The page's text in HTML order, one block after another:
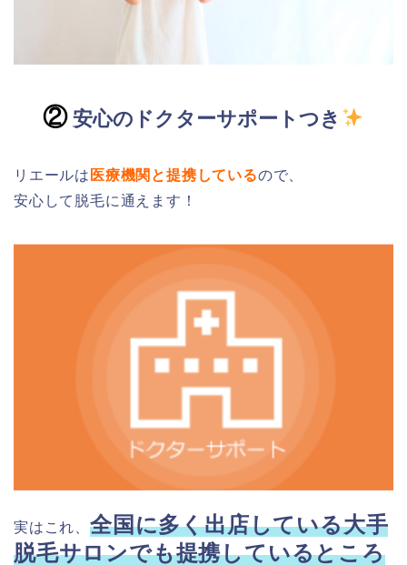
②安心のドクターサポートつき
リエールは 医療機関と提携しているので、
安心して脱毛に通えます！
実はこれ、 全国に多く出店している大手
脱毛サロンでも提携しているところ